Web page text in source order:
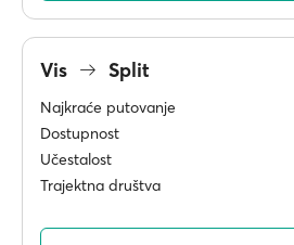
Vis Split
Najkraće putovanje
Dostupnost
Učestalost
Trajektna društva